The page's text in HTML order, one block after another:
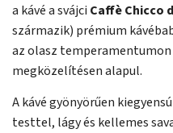
a kávé a svájci Caffè Chicco
származik) prémium
az olasz
megközelítésen alapul.
A kávé gyönyörűen
testtel, lágy és kellemes